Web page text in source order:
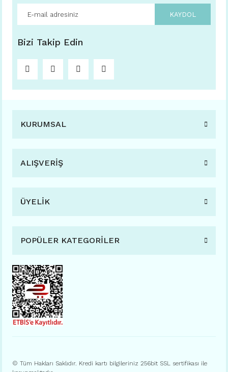
KAYDOL
Bizi Takip Edin
KURUMSAL
ALIŞVERİŞ
ÜYELİK
POPÜLER KATEGORİLER
© Tüm Hakları Saklıdır. Kredi kartı bilgileriniz 256bit SSL sertifikası ile